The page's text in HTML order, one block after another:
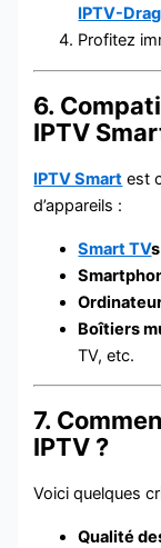
IPTV-
Profitez
6.
IPTV
IPTV Smart est
d’appareils :
Smart TVs
Boîtiers
TV, etc.
7.
IPTV ?
Voici quelques
Qualité